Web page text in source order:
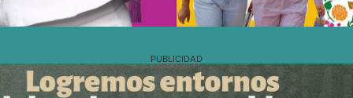
PUBLICIDAD